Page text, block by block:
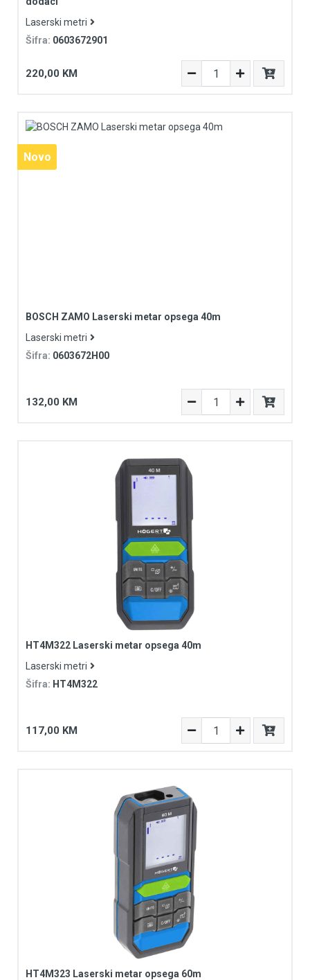
Laserski metri
Šifra: 0603672901
220,00 KM
Novo
Novo
BOSCH ZAMO Laserski metar opsega 40m
Laserski metri
Šifra: 0603672H00
132,00 KM
HT4M322 Laserski metar opsega 40m
Laserski metri
Šifra: HT4M322
117,00 KM
HT4M323 Laserski metar opsega 60m